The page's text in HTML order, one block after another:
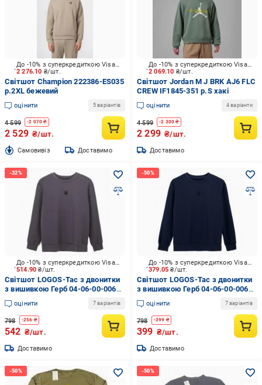
2 276.10 ₴/шт.
До -10% з суперкредиткою Visa Вигода
Світшот Champion 222386-ES035
р.2XL бежевий
оцінити 5 варіантів
4 599 -2 070 ₴
2 529 ₴/шт.
Cамовивіз Доставимо
2 069.10 ₴/шт.
До -10% з суперкредиткою Visa Вигода
Світшот Jordan M J BRK AJ6 FLC
CREW IF1845-351 р.S хакі
оцінити 4 варіанти
4 599 -2 300 ₴
2 299 ₴/шт.
Доставимо
514.90₴/шт.
До -10% з суперкредиткою Visa Вигода
Світшот LOGOS-Tac з двонитки
з вишивкою Герб 04-06-00-0064
р.S сірий
оцінити 7 варіантів
798 -256 ₴
542 ₴/шт.
Доставимо
379.05₴/шт.
До -10% з суперкредиткою Visa Вигода
Світшот LOGOS-Tac з двонитки
з вишивкою Герб 04-06-00-0064
р.M синій
оцінити 7 варіантів
798 -399 ₴
399 ₴/шт.
Доставимо